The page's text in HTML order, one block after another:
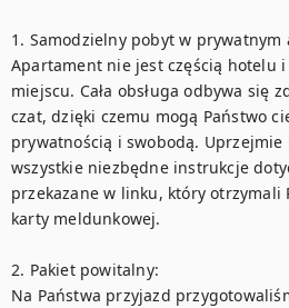
1. Samodzielny pobyt w prywatnym
Apartament nie jest częścią hotelu
miejscu. Cała obsługa odbywa się
czat, dzięki czemu mogą Państwo
prywatnością i swobodą.
wszystkie niezbędne instrukcje
przekazane w linku, który otrzymali
karty meldunkowej.
2. Pakiet powitalny:
Na Państwa przyjazd